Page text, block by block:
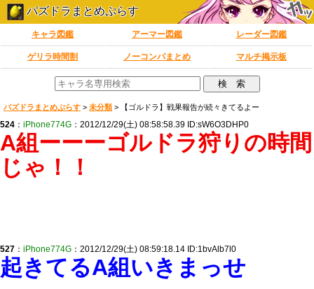
パズドラまとめぷらす
キャラ図鑑 アーマー図鑑 レーダー図鑑
ゲリラ時間割 ノーコンパまとめ マルチ掲示板
パズドラまとめぷらす > 未分類 > 【ゴルドラ】戦果報告が続々きてるよー
524 ： iPhone774G ：2012/12/29(土) 08:58:58.39 ID:sW6O3DHP0
A組ーーーゴルドラ狩りの時間
じゃ！！
527 ： iPhone774G ：2012/12/29(土) 08:59:18.14 ID:1bvAlb7l0
起きてるA組いきまっせ